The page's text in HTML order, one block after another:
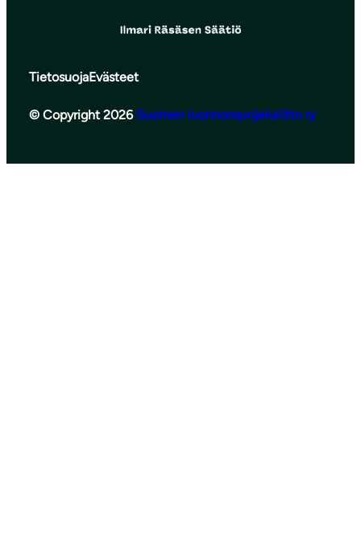
TietosuojaEvästeet
© Copyright 2026 Suomen luonnonsuojeluliitto ry